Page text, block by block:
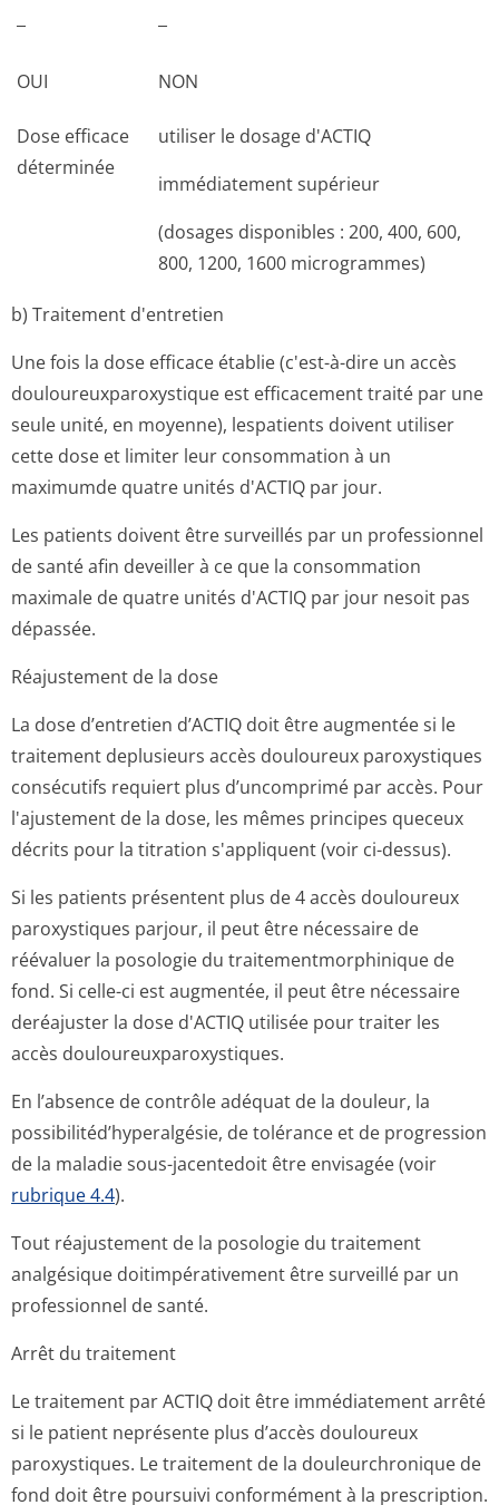
¯
OUI
¯
NON
Dose efficace
déterminée
utiliser le dosage d'ACTIQ
immédiatement supérieur
(dosages disponibles : 200, 400, 600,
800, 1200, 1600 microgrammes)
b) Traitement d'entretien
Une fois la dose efficace établie (c'est-à-dire un accès
douloureuxparo­xystique est efficacement traité par une
seule unité, en moyenne), lespatients doivent utiliser
cette dose et limiter leur consommation à un
maximumde quatre unités d'ACTIQ par jour.
Les patients doivent être surveillés par un professionnel
de santé afin deveiller à ce que la consommation
maximale de quatre unités d'ACTIQ par jour nesoit pas
dépassée.
Réajustement de la dose
La dose d’entretien d’ACTIQ doit être augmentée si le
traitement deplusieurs accès douloureux paroxystiques
consécutifs requiert plus d’uncomprimé par accès. Pour
l'ajustement de la dose, les mêmes principes queceux
décrits pour la titration s'appliquent (voir ci-dessus).
Si les patients présentent plus de 4 accès douloureux
paroxystiques parjour, il peut être nécessaire de
réévaluer la posologie du traitementmor­phinique de
fond. Si celle-ci est augmentée, il peut être nécessaire
deréajuster la dose d'ACTIQ utilisée pour traiter les
accès douloureuxparo­xystiques.
En l’absence de contrôle adéquat de la douleur, la
possibilitéd’hy­peralgésie, de tolérance et de progression
de la maladie sous-jacentedoit être envisagée (voir
rubrique 4.4).
Tout réajustement de la posologie du traitement
analgésique doitimpérativement être surveillé par un
professionnel de santé.
Arrêt du traitement
Le traitement par ACTIQ doit être immédiatement arrêté
si le patient neprésente plus d’accès douloureux
paroxystiques. Le traitement de la douleurchronique de
fond doit être poursuivi conformément à la prescription.